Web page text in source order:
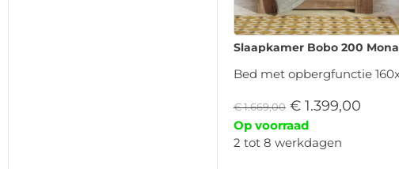
Slaapkamer Bobo 200
Bed met opbergfunctie
€1.669,00 €1.399,00
Op voorraad
2 tot 8 werkdagen